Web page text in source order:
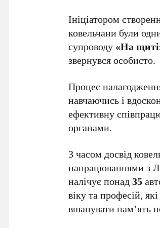
Ініціатором
ковельчани були
супроводу «На
звернувся особисто.
Процес
навчаючись і
ефективну
органами.
З часом досвід
напрацюваннями з
налічує понад35
віку та професій,
вшанувати пам’ять